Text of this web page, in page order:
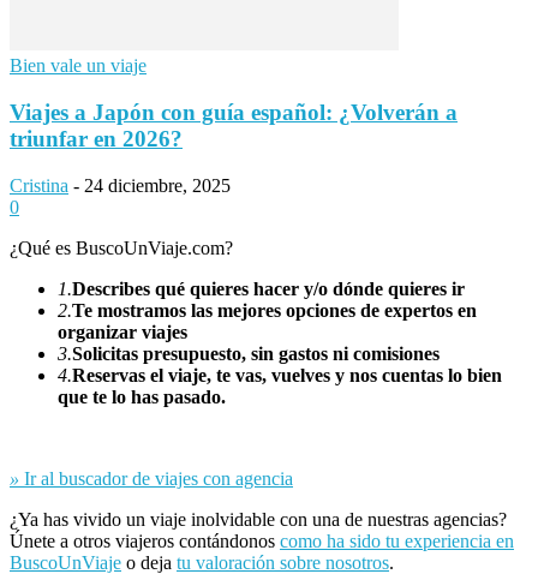
Bien vale un viaje
Viajes a Japón con guía español: ¿Volverán a
triunfar en 2026?
Cristina - 24 diciembre, 2025
0
¿Qué es BuscoUnViaje.com?
1.Describes qué quieres hacer y/o dónde quieres ir
2.Te mostramos las mejores opciones de expertos en
organizar viajes
3.Solicitas presupuesto, sin gastos ni comisiones
4.Reservas el viaje, te vas, vuelves y nos cuentas lo bien
que te lo has pasado.
» Ir al buscador de viajes con agencia
¿Ya has vivido un viaje inolvidable con una de nuestras agencias?
Únete a otros viajeros contándonos como ha sido tu experiencia en
BuscoUnViaje o deja tu valoración sobre nosotros.